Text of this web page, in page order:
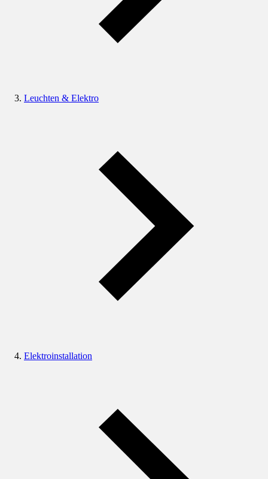
Leuchten & Elektro
Elektroinstallation